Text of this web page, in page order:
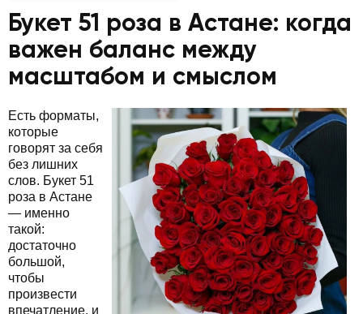
Букет 51 роза в Астане: когда
важен баланс между
масштабом и смыслом
Есть форматы,
которые
говорят за себя
без лишних
слов. Букет 51
роза в Астане
— именно
такой:
достаточно
большой,
чтобы
произвести
впечатление, и